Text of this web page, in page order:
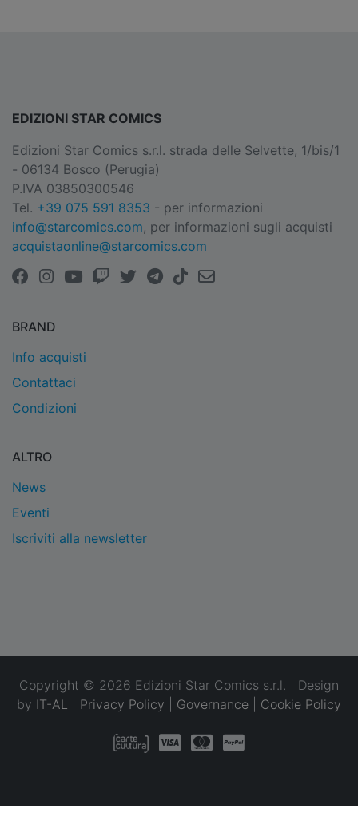
EDIZIONI STAR COMICS
Edizioni Star Comics s.r.l. strada delle Selvette, 1/bis/1
- 06134 Bosco (Perugia)
P.IVA 03850300546
Tel. +39 075 591 8353 - per informazioni
info@starcomics.com, per informazioni sugli acquisti
acquistaonline@starcomics.com
BRAND
Info acquisti
Contattaci
Condizioni
ALTRO
News
Eventi
Iscriviti alla newsletter
Copyright © 2026 Edizioni Star Comics s.r.l. | Design
by IT-AL Privacy Policy Governance Cookie Policy